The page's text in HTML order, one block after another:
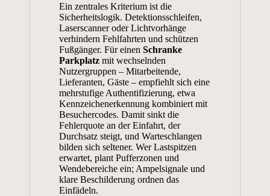
Ein zentrales Kriterium ist die
Sicherheitslogik. Detektionsschleifen,
Laserscanner oder Lichtvorhänge
verhindern Fehlfahrten und schützen
Fußgänger. Für einen Schranke
Parkplatzmit wechselnden
Nutzergruppen – Mitarbeitende,
Lieferanten, Gäste – empfiehlt sich eine
mehrstufige Authentifizierung, etwa
Kennzeichenerkennung kombiniert mit
Besuchercodes. Damit sinkt die
Fehlerquote an der Einfahrt, der
Durchsatz steigt, und Warteschlangen
bilden sich seltener. Wer Lastspitzen
erwartet, plant Pufferzonen und
Wendebereiche ein; Ampelsignale und
klare Beschilderung ordnen das
Einfädeln.